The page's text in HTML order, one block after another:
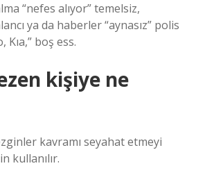
“nefes alıyor” temelsiz,
ya da haberler “aynasız” polis
Kıa,” boş ess.
kişiye ne
kavramı seyahat etmeyi
kullanılır.